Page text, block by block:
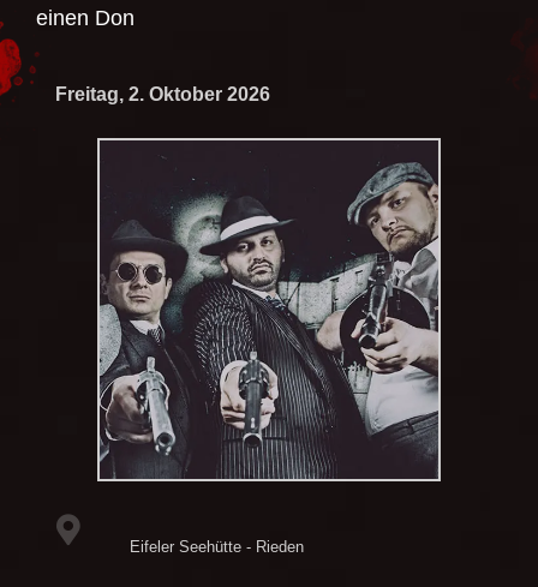
einen Don
Freitag, 2. Oktober 2026
Eifeler Seehütte - Rieden